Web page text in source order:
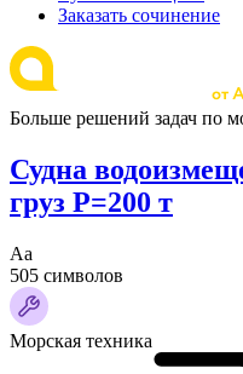
Заказать сочинение
Больше решений задач по
Судна
груз P=200 т
Аа
505 символов
Морская техника